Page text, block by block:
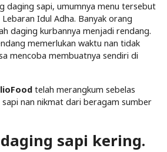
daging sapi, umumnya menu tersebut
Idul Adha. Banyak orang
daging kurbannya menjadi rendang.
memerlukan waktu nan tidak
mencoba membuatnya sendiri di
telah merangkum sebelas
nan nikmat dari beragam sumber
sapi kering.